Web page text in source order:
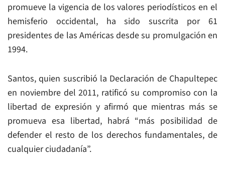
promueve la vigencia de los valores periodísticos en el
hemisferio occidental, ha sido suscrita por 61
presidentes de las Américas desde su promulgación en
1994.
Santos, quien suscribió la Declaración de Chapultepec
en noviembre del 2011, ratificó su compromiso con la
libertad de expresión y afirmó que mientras más se
promueva esa libertad, habrá “más posibilidad de
defender el resto de los derechos fundamentales, de
cualquier ciudadanía”.